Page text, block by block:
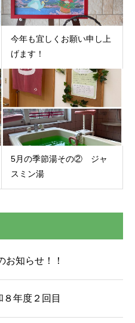
今年も宜しくお願い申し上
げます！
5月の季節湯その② ジャ
スミン湯
お知らせ！！
年度２回目